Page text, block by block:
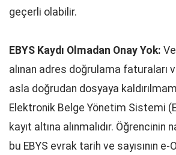
geçerli olabilir.
EBYS Kaydı Olmadan Onay Yok:
alınan adres doğrulama faturaları
asla doğrudan dosyaya
Elektronik Belge Yönetim Sistemi
kayıt altına alınmalıdır. Öğrencinin
bu EBYS evrak tarih ve sayısının